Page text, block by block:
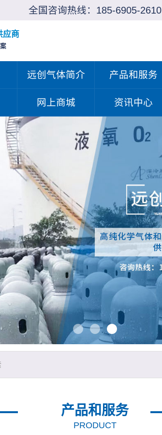
全国咨询热线： 185-6905-2610
应商
远创气体简介 产品和服务
网上商城 资讯中心
产品和服务
PRODUCT